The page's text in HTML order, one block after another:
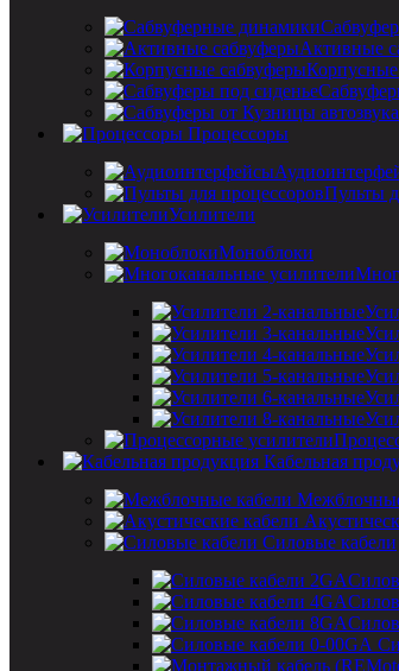
Активные
Процессоры
Пульты
Усилители
Моноблоки
Кабельная
Силовые кабели